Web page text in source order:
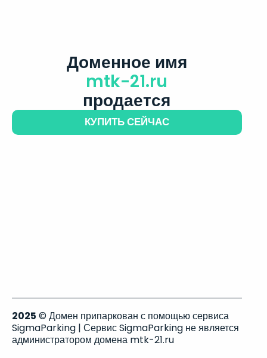
Доменное имя
mtk-21.ru
продается
КУПИТЬ СЕЙЧАС
2025 © Домен припаркован с помощью сервиса
SigmaParking | Сервис SigmaParking не является
администратором домена mtk-21.ru